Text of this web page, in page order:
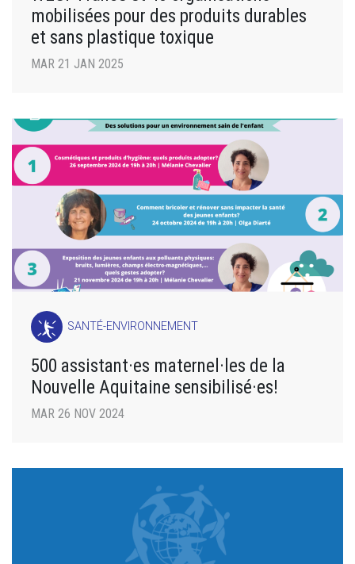
mobilisées pour des produits durables
et sans plastique toxique
MAR 21 JAN 2025
SANTÉ-ENVIRONNEMENT
500 assistant·es maternel·les de la
Nouvelle Aquitaine sensibilisé·es!
MAR 26 NOV 2024